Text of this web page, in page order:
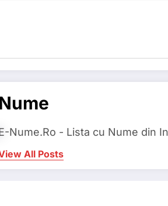
Nume
Nume.Ro - Lista cu Nume din
All Posts